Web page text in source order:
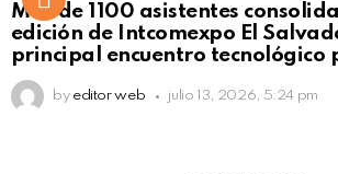
Más de 1100 asistentes
edición de Intcomexpo El
principal encuentro tecnológico
by editor web julio 13, 2026, 5:24 pm